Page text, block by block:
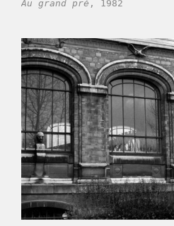
Au grand pré , 1982